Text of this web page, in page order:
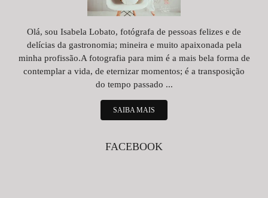
Olá, sou Isabela Lobato, fotógrafa de pessoas felizes e de
delícias da gastronomia; mineira e muito apaixonada pela
minha profissão.A fotografia para mim é a mais bela forma de
contemplar a vida, de eternizar momentos; é a transposição
do tempo passado ...
SAIBA MAIS
FACEBOOK